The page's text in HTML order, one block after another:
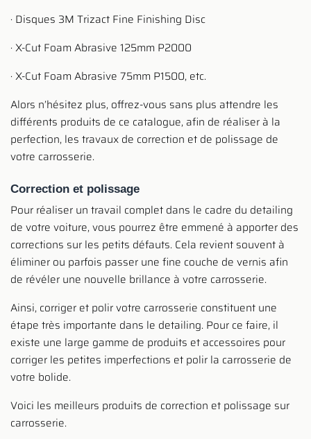
· Disques 3M Trizact Fine Finishing Disc
· X-Cut Foam Abrasive 125mm P2000
· X-Cut Foam Abrasive 75mm P1500, etc.
Alors n’hésitez plus, offrez-vous sans plus attendre les
différents produits de ce catalogue, afin de réaliser à la
perfection, les travaux de correction et de polissage de
votre carrosserie.
Correction et polissage
Pour réaliser un travail complet dans le cadre du detailing
de votre voiture, vous pourrez être emmené à apporter des
corrections sur les petits défauts. Cela revient souvent à
éliminer ou parfois passer une fine couche de vernis afin
de révéler une nouvelle brillance à votre carrosserie.
Ainsi, corriger et polir votre carrosserie constituent une
étape très importante dans le detailing. Pour ce faire, il
existe une large gamme de produits et accessoires pour
corriger les petites imperfections et polir la carrosserie de
votre bolide.
Voici les meilleurs produits de correction et polissage sur
carrosserie.